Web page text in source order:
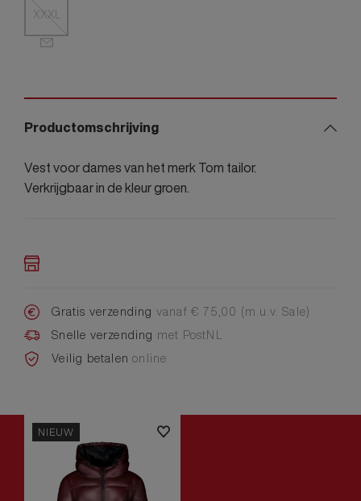
XXXL
Productomschrijving
Vest voor dames van het merk Tom tailor.
Verkrijgbaar in de kleur groen.
Gratis verzending vanaf € 75,00 (m.u.v. Sale)
Snelle verzending met PostNL
Veilig betalenonline
NIEUW